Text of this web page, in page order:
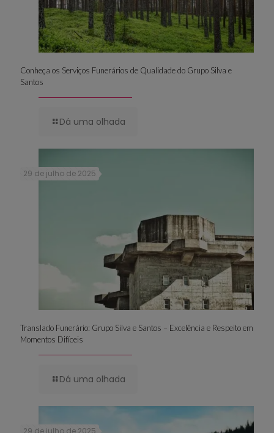
Conheça os Serviços Funerários de Qualidade do Grupo Silva e
Santos
Dá uma olhada
29 de julho de 2025
Translado Funerário: Grupo Silva e Santos – Excelência e Respeito em
Momentos Difíceis
Dá uma olhada